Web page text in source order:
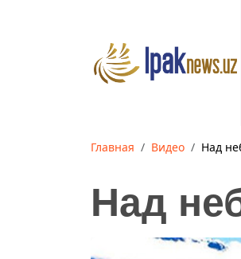
Главная Видео Над
Над